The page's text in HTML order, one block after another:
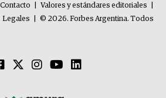
Contacto Valores y estándares editoriales
Legales
© 2026. Forbes Argentina. Todos